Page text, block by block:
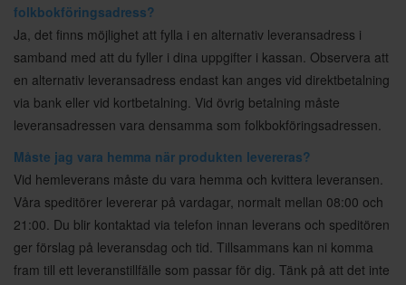
folkbokföringsadress?
Ja, det finns möjlighet att fylla i en alternativ leveransadress i
samband med att du fyller i dina uppgifter i kassan. Observera att
en alternativ leveransadress endast kan anges vid direktbetalning
via bank eller vid kortbetalning. Vid övrig betalning måste
leveransadressen vara densamma som folkbokföringsadressen.
Måste jag vara hemma när produkten levereras?
Vid hemleverans måste du vara hemma och kvittera leveransen.
Våra speditörer levererar på vardagar, normalt mellan 08:00 och
21:00. Du blir kontaktad via telefon innan leverans och speditören
ger förslag på leveransdag och tid. Tillsammans kan ni komma
fram till ett leveranstillfälle som passar för dig. Tänk på att det inte